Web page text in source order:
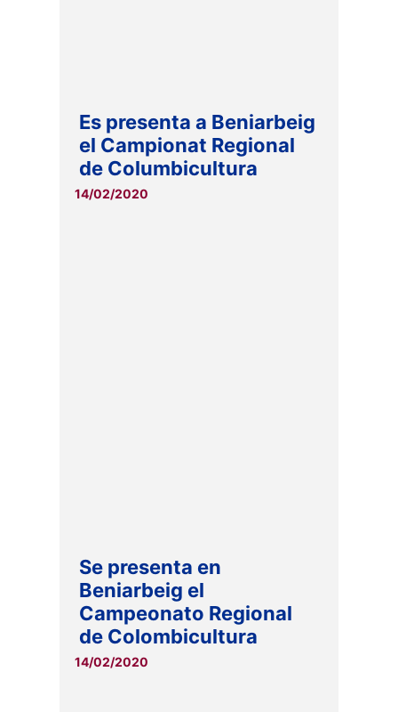
Es presenta a Beniarbeig
el Campionat Regional
de Columbicultura
14/02/2020
Se presenta en
Beniarbeig el
Campeonato Regional
de Colombicultura
14/02/2020